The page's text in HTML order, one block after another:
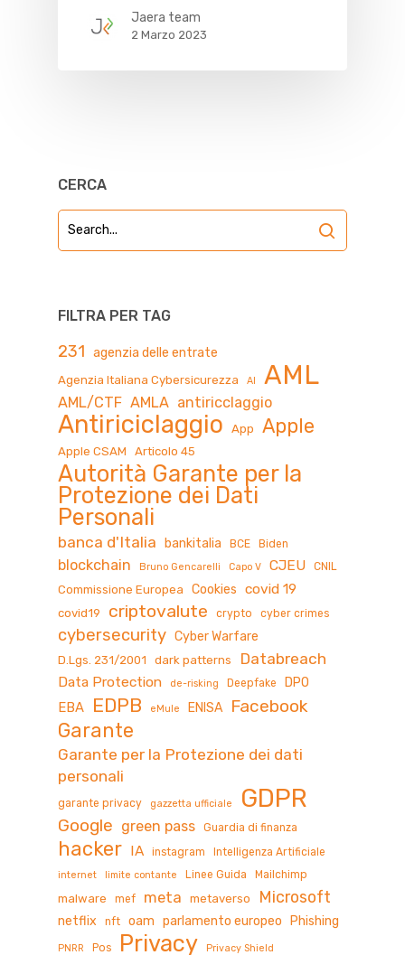
Jaera team
2 Marzo 2023
CERCA
FILTRA PER TAG
231 agenzia delle entrate
Agenzia Italiana Cybersicurezza AI AML
AML/CTF AMLA antiricclaggio
Antiriciclaggio App Apple
Apple CSAM Articolo 45
Autorità Garante per la
Protezione dei Dati
Personali
banca d'Italia bankitalia BCE Biden
blockchain Bruno Gencarelli Capo V CJEU CNIL
Commissione Europea Cookies covid 19
covid19 criptovalute crypto cyber crimes
cybersecurity Cyber Warfare
D.Lgs. 231/2001 dark patterns Databreach
Data Protection de-risking Deepfake DPO
EBA EDPB eMule ENISA Facebook
Garante
Garante per la Protezione dei dati
personali
garante privacy gazzetta ufficiale GDPR
Google green pass Guardia di finanza
hacker IA instagram Intelligenza Artificiale
internet limite contante Linee Guida Mailchimp
malware mef meta metaverso Microsoft
netflix nft oam parlamento europeo Phishing
PNRR Pos Privacy Privacy Shield